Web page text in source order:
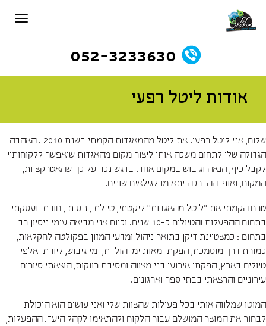
052-3233630
אודות ליטל רפעי
שלום, אני ליטל רפעי. את ליטל מהמאגדות הקמתי בשנת 2010 . האהבה
הגדולה שלי לתחום משכה אותי ליצור מקום מהאגדות שיאפשר ללקוחותיי
לקבל כיף, הנאה וגיבוש במקום אחד. בדגש נכון על כך שהאטרקציות,
המקום, ואופי ההדרכה יתאימו לגילאים שונים.
טרם הקמתי את "ליטל מהאגדות" ליקטתי, טיילתי, ניסיתי, חוויתי ועסקתי
בתחום ההפעלות והטיולים כ-10 שנים. וכיום אני מביאה עימי ניסיון רב
בתחום : כמצטיינת דיקן בתואר ניהול ומדעי המזון בפקולטה לחקלאות,
כמורת דרך מוסמכת, הפקתי מאות ימי הולדת, ימי גיבוש, ליוויתי אלפי
טיולים בארץ, הפקתי אירועי בני מצווה ומסיבת רווקות, הוצאתי סיורים
עירוניים והרצאתי בבתי ספר וארגונים.
המוטו שמלווה אותי בכל פעילות שהצוות שלי ואני עושים הוא היכולת
לבחור את המוצר המושלם עבור הלקוח ולהתאימו לקהל היעד. ההפעלות,